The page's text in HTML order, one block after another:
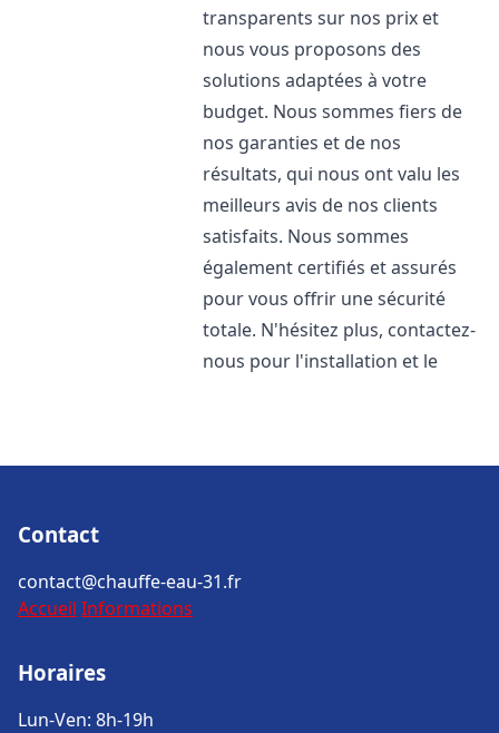
transparents sur nos prix et
nous vous proposons des
solutions adaptées à votre
budget. Nous sommes fiers de
nos garanties et de nos
résultats, qui nous ont valu les
meilleurs avis de nos clients
satisfaits. Nous sommes
également certifiés et assurés
pour vous offrir une sécurité
totale. N'hésitez plus, contactez-
nous pour l'installation et le
Contact
contact@chauffe-eau-31.fr
Accueil Informations
Horaires
Lun-Ven: 8h-19h